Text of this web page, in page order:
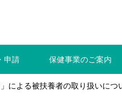
申請 保健事業のご案内
による被扶養者の取り扱いにつ